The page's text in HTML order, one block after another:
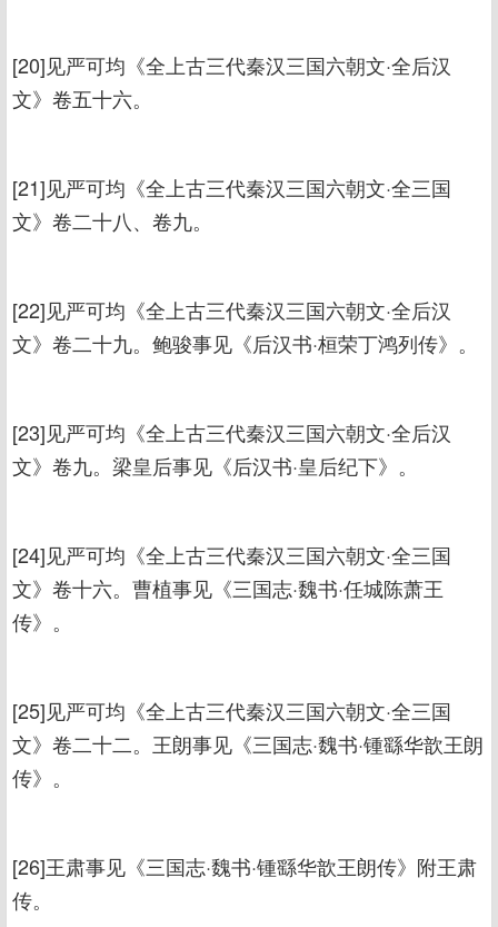
[20]见严可均《全上古三代秦汉三国六朝文·全后汉
文》卷五十六。
[21]见严可均《全上古三代秦汉三国六朝文·全三国
文》卷二十八、卷九。
[22]见严可均《全上古三代秦汉三国六朝文·全后汉
文》卷二十九。鲍骏事见《后汉书·桓荣丁鸿列传》。
[23]见严可均《全上古三代秦汉三国六朝文·全后汉
文》卷九。梁皇后事见《后汉书·皇后纪下》。
[24]见严可均《全上古三代秦汉三国六朝文·全三国
文》卷十六。曹植事见《三国志·魏书·任城陈萧王
传》。
[25]见严可均《全上古三代秦汉三国六朝文·全三国
文》卷二十二。王朗事见《三国志·魏书·锺繇华歆王朗
传》。
[26]王肃事见《三国志·魏书·锺繇华歆王朗传》附王肃
传。